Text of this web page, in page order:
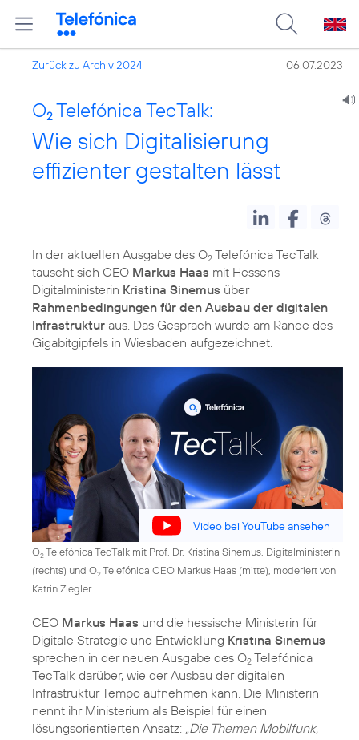
Zurück zu Archiv 2024 06.07.2023
O2 Telefónica TecTalk:
Wie sich Digitalisierung
effizienter gestalten lässt
In der aktuellen Ausgabe des O2 Telefónica TecTalk
tauscht sich CEO Markus Haas mit Hessens
Digitalministerin Kristina Sinemus über
Rahmenbedingungen für den Ausbau der digitalen
Infrastruktur aus. Das Gespräch wurde am Rande des
Gigabitgipfels in Wiesbaden aufgezeichnet.
Video bei YouTube ansehen
O2Telefónica TecTalk mit Prof. Dr. Kristina Sinemus, Digitalministerin
(rechts) und O2Telefónica CEO Markus Haas (mitte), moderiert von
Katrin Ziegler
CEO Markus Haas und die hessische Ministerin für
Digitale Strategie und Entwicklung Kristina Sinemus
sprechen in der neuen Ausgabe des O2 Telefónica
TecTalk darüber, wie der Ausbau der digitalen
Infrastruktur Tempo aufnehmen kann. Die Ministerin
nennt ihr Ministerium als Beispiel für einen
lösungsorientierten Ansatz: „Die Themen Mobilfunk,